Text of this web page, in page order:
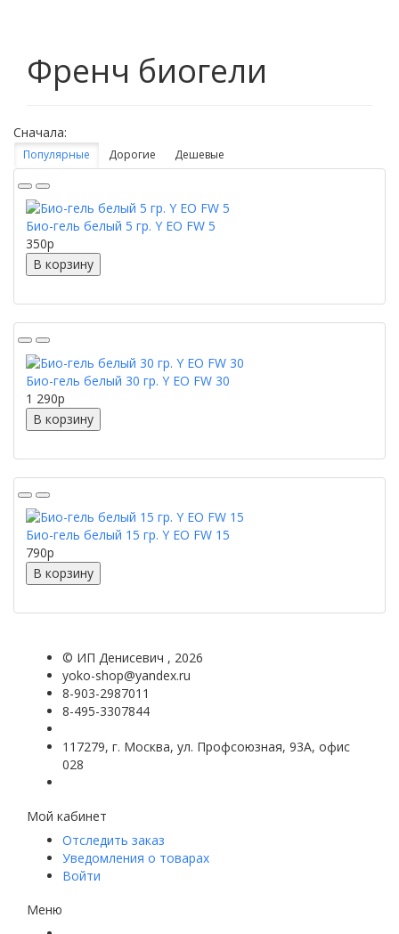
Френч биогели
Сначала:
Популярные Дорогие Дешевые
Био-гель белый 5 гр. Y EO FW 5
350p
В корзину
Био-гель белый 30 гр. Y EO FW 30
1 290p
В корзину
Био-гель белый 15 гр. Y EO FW 15
790p
В корзину
© ИП Денисевич , 2026
yoko-shop@yandex.ru
8-903-2987011
8-495-3307844
117279, г. Москва, ул. Профсоюзная, 93А, офис
028
Мой кабинет
Отследить заказ
Уведомления о товарах
Войти
Меню